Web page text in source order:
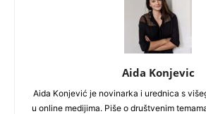
Aida Konjevic
Aida Konjević je novinarka i urednica s
u online medijima. Piše o društvenim